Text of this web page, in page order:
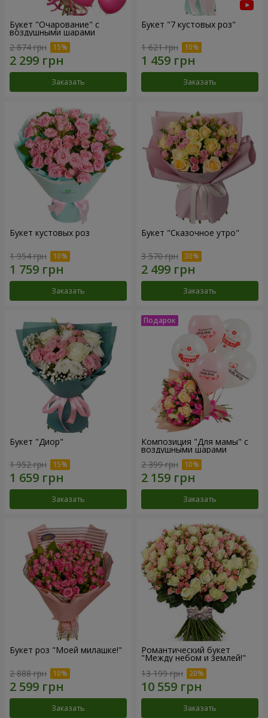
Букет "Очарование" с
воздушными шарами
2 874 грн
Заказать
Букет "7 кустовых роз"
1 621 грн
Заказать
Букет кустовых роз
1 954 грн
Заказать
Букет "Сказочное утро"
3 570 грн
Заказать
Букет "Диор"
1 952 грн
Заказать
Композиция "Для мамы" с
воздушными шарами
2 399 грн
Заказать
Букет роз "Моей милашке!"
2 888 грн
Заказать
Романтический букет
"Между небом и землей!"
13 199 грн
Заказать